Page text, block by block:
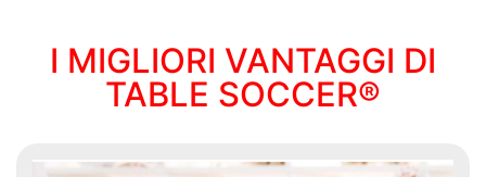
I MIGLIORI VANTAGGI DI
TABLE SOCCER®